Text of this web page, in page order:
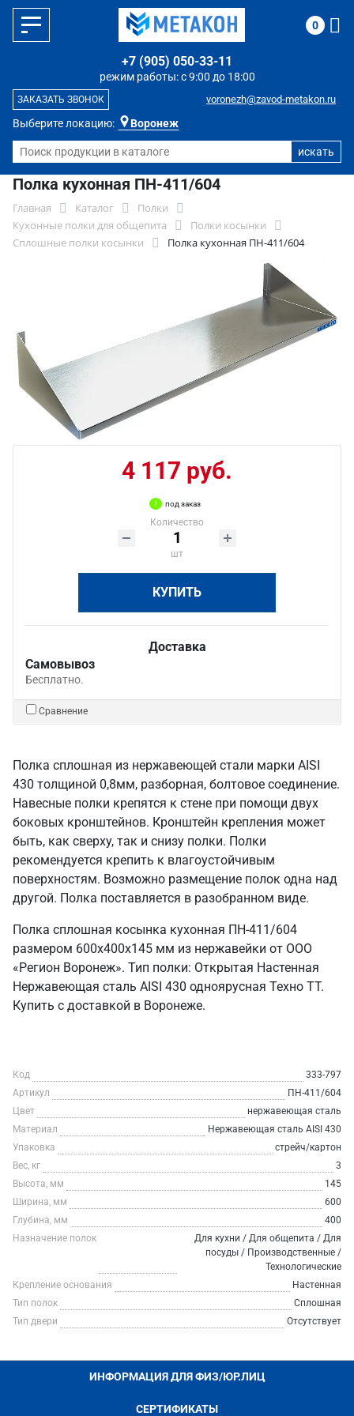
Выберите локацию: Воронеж
режим работы: с 9:00 до 18:00
+7 (905) 050-33-11
voronezh@zavod-metakon.ru
ЗАКАЗАТЬ ЗВОНОК
0
Полка кухонная ПН-411/604
Главная Каталог
Полки
Кухонные полки для общепита
Полки косынки
Сплошные полки косынки
Полка кухонная ПН-411/604
4 117 руб.
под заказ
Количество
шт
КУПИТЬ
Доставка
Самовывоз
Бесплатно.
Сравнение
Полка сплошная из нержавеющей стали марки AISI
430 толщиной 0,8мм, разборная, болтовое соединение.
Навесные полки крепятся к стене при помощи двух
боковых кронштейнов. Кронштейн крепления может
быть, как сверху, так и снизу полки. Полки
рекомендуется крепить к влагоустойчивым
поверхностям. Возможно размещение полок одна над
другой. Полка поставляется в разобранном виде.
Полка сплошная косынка кухонная ПН-411/604
размером 600х400х145 мм из нержавейки от ООО
«Регион Воронеж». Тип полки: Открытая Настенная
Нержавеющая сталь AISI 430 одноярусная Техно ТТ.
Купить с доставкой в Воронеже.
Код
333-797
Артикул
ПН-411/604
Цвет
нержавеющая сталь
Материал
Нержавеющая сталь AISI 430
Упаковка
стрейч/картон
Вес, кг
3
Высота, мм
145
Ширина, мм
600
Глубина, мм
400
Назначение полок
Для кухни / Для общепита / Для
посуды / Производственные /
Технологические
Крепление основания
Настенная
Тип полок
Сплошная
Тип двери
Отсутствует
ИНФОРМАЦИЯ ДЛЯ ФИЗ/ЮР.ЛИЦ
СЕРТИФИКАТЫ